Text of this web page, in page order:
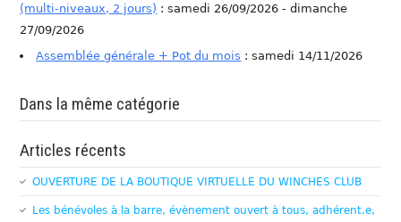
(multi-niveaux, 2 jours) : samedi 26/09/2026 - dimanche
27/09/2026
Assemblée générale + Pot du mois : samedi 14/11/2026
Dans la même catégorie
Articles récents
OUVERTURE DE LA BOUTIQUE VIRTUELLE DU WINCHES CLUB
Les bénévoles à la barre, évènement ouvert à tous, adhérent.e,